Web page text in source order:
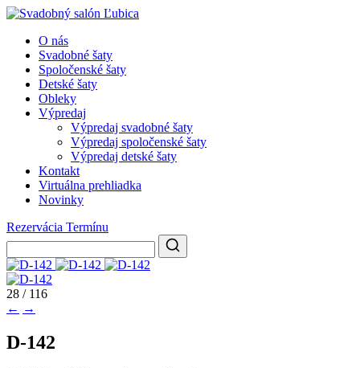
O nás
Svadobné šaty
Spoločenské šaty
Detské šaty
Obleky
Výpredaj
Výpredaj svadobné šaty
Výpredaj spoločenské šaty
Výpredaj detské šaty
Kontakt
Virtuálna prehliadka
Novinky
Rezervácia Termínu
28 / 116
← →
D-142